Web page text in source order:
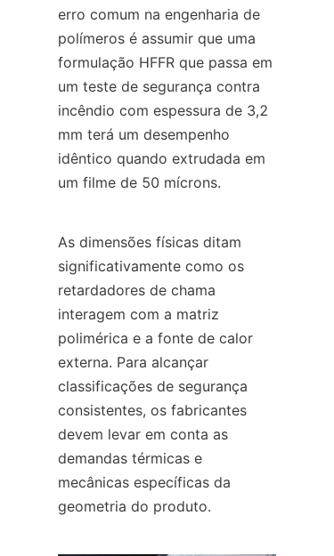
erro comum na engenharia de
polímeros é assumir que uma
formulação HFFR que passa em
um teste de segurança contra
incêndio com espessura de 3,2
mm terá um desempenho
idêntico quando extrudada em
um filme de 50 mícrons.
As dimensões físicas ditam
significativamente como os
retardadores de chama
interagem com a matriz
polimérica e a fonte de calor
externa. Para alcançar
classificações de segurança
consistentes, os fabricantes
devem levar em conta as
demandas térmicas e
mecânicas específicas da
geometria do produto.